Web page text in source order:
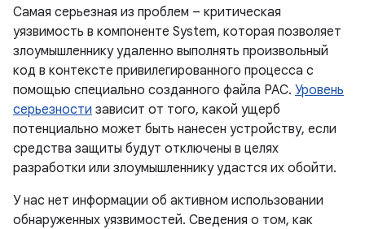
Самая серьезная из проблем – критическая
уязвимость в компоненте System, которая позволяет
злоумышленнику удаленно выполнять произвольный
код в контексте привилегированного процесса с
помощью специально созданного файла PAC. Уровень
серьезности зависит от того, какой ущерб
потенциально может быть нанесен устройству, если
средства защиты будут отключены в целях
разработки или злоумышленнику удастся их обойти.
У нас нет информации об активном использовании
обнаруженных уязвимостей. Сведения о том, как